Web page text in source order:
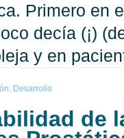
Primero en
decía (¡)
y en
Desarrollo
de